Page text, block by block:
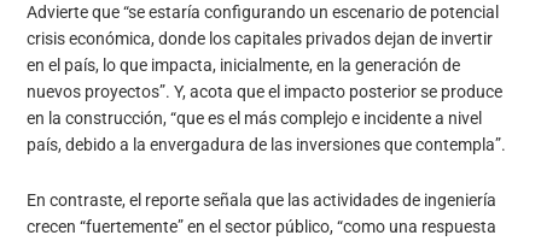
Advierte que “se estaría configurando un escenario de potencial
crisis económica, donde los capitales privados dejan de invertir
en el país, lo que impacta, inicialmente, en la generación de
nuevos proyectos”. Y, acota que el impacto posterior se produce
en la construcción, “que es el más complejo e incidente a nivel
país, debido a la envergadura de las inversiones que contempla”.
En contraste, el reporte señala que las actividades de ingeniería
crecen “fuertemente” en el sector público, “como una respuesta